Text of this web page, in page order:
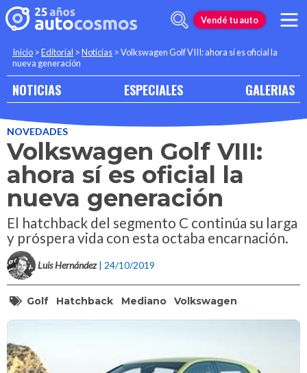
Vendé tu auto
Inicio >Editorial >Noticias >Volkswagen Golf VIII: ahora sí es oficial la
nueva generación
NOTICIAS ESPECIALES GALERIAS
NOVEDADES
Volkswagen Golf VIII:
ahora sí es oficial la
nueva generación
El hatchback del segmento C continúa su larga
y próspera vida con esta octaba encarnación.
Luis Hernández | 24/10/2019
Golf Hatchback Mediano Volkswagen